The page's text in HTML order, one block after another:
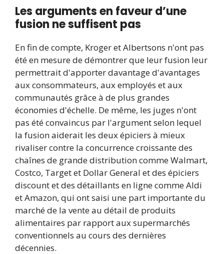
Les arguments en faveur d’une
fusion ne suffisent pas
En fin de compte, Kroger et Albertsons n'ont pas
été en mesure de démontrer que leur fusion leur
permettrait d'apporter davantage d'avantages
aux consommateurs, aux employés et aux
communautés grâce à de plus grandes
économies d'échelle. De même, les juges n'ont
pas été convaincus par l'argument selon lequel
la fusion aiderait les deux épiciers à mieux
rivaliser contre la concurrence croissante des
chaînes de grande distribution comme Walmart,
Costco, Target et Dollar General et des épiciers
discount et des détaillants en ligne comme Aldi
et Amazon, qui ont saisi une part importante du
marché de la vente au détail de produits
alimentaires par rapport aux supermarchés
conventionnels au cours des dernières
décennies.